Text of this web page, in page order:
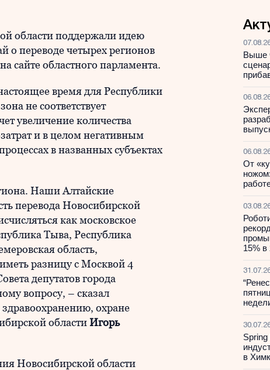
области поддержали идею
о переводе четырех регионов
сайте областного парламента.
время для Республики
не соответствует
увеличение количества
и в целом негативным
в названных субъектах
Наши Алтайские
перевода Новосибирской
как московское
Тыва, Республика
область,
разницу с Москвой 4
депутатов города
вопросу, – сказал
охране
областиИгорь
Новосибирской области
Выше
От
15% в
в